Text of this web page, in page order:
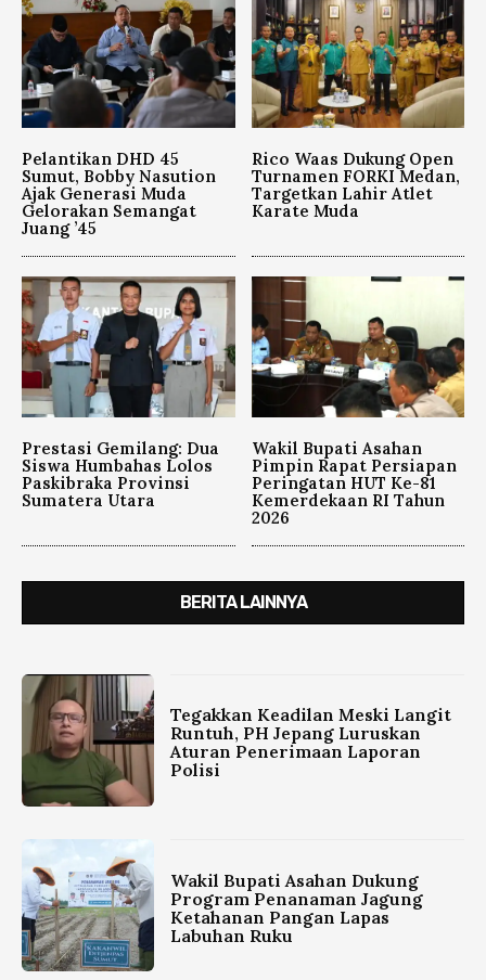
Pelantikan DHD 45
Sumut, Bobby Nasution
Ajak Generasi Muda
Gelorakan Semangat
Juang ’45
Rico Waas Dukung Open
Turnamen FORKI Medan,
Targetkan Lahir Atlet
Karate Muda
Prestasi Gemilang: Dua
Siswa Humbahas Lolos
Paskibraka Provinsi
Sumatera Utara
Wakil Bupati Asahan
Pimpin Rapat Persiapan
Peringatan HUT Ke-81
Kemerdekaan RI Tahun
2026
BERITA LAINNYA
Tegakkan Keadilan Meski Langit
Runtuh, PH Jepang Luruskan
Aturan Penerimaan Laporan
Polisi
Wakil Bupati Asahan Dukung
Program Penanaman Jagung
Ketahanan Pangan Lapas
Labuhan Ruku